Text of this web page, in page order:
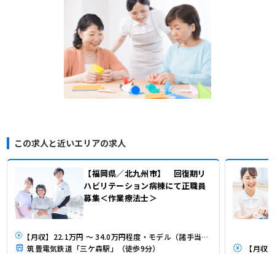
この求人と近いエリアの求人
【福岡県／北九州市】 回復期リ
ハビリテーション病棟にて正職員
募集＜作業療法士＞
【月収】22.1万円 ～ 34.0万円程度・モデル（諸手当込） 程度・モデル（諸手当込）
筑豊電気鉄道「三ケ森駅」（徒歩9分）
【月収